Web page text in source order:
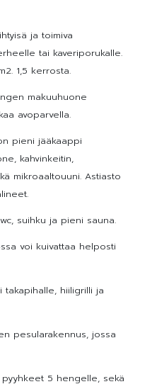
ja toimiva
tai kaveriporukalle.
1,5 kerrosta.
makuuhuone
avoparvella.
pieni jääkaappi
kahvinkeitin,
mikroaaltouuni. Astiasto
suihku ja pieni sauna.
voi kuivattaa helposti
takapihalle, hiiligrilli ja
pesularakennus, jossa
5 hengelle, sekä